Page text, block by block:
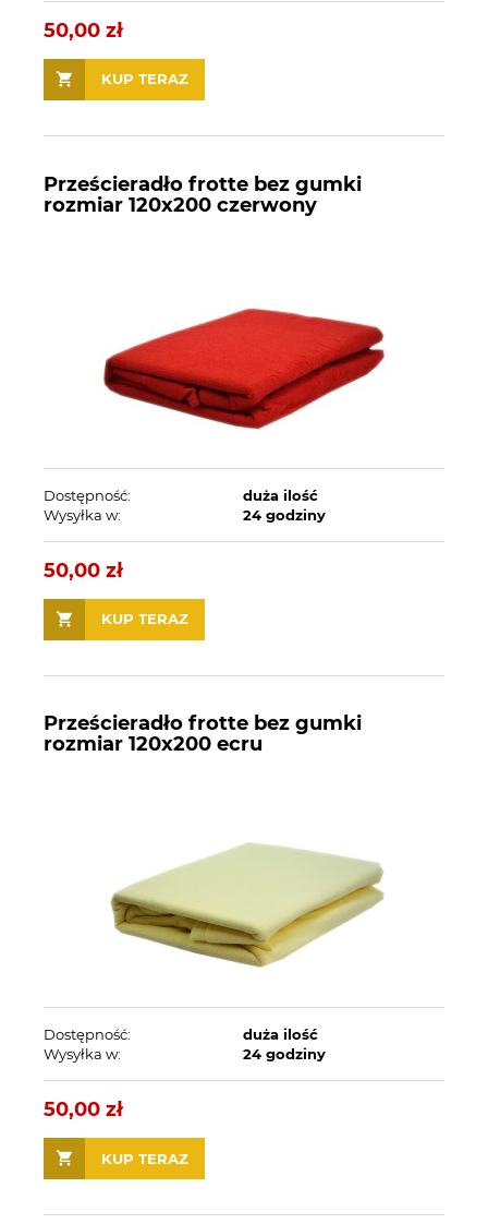
50,00 zł
KUP TERAZ
Prześcieradło frotte bez gumki
rozmiar 120x200 czerwony
Dostępność:
duża ilość
Wysyłka w:
24 godziny
50,00 zł
KUP TERAZ
Prześcieradło frotte bez gumki
rozmiar 120x200 ecru
Dostępność:
duża ilość
Wysyłka w:
24 godziny
50,00 zł
KUP TERAZ